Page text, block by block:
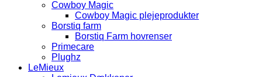
Cowboy Magic
Cowboy Magic plejeprodukter
Borstiq farm
Borstiq Farm hovrenser
Primecare
Plughz
LeMieux